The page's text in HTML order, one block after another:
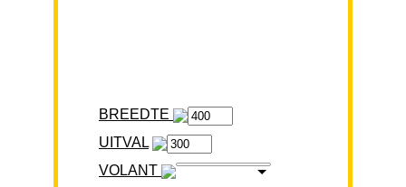
BREEDTE
VOLANT